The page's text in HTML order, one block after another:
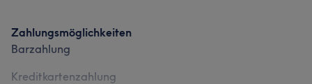
Zahlungsmöglichkeiten
Barzahlung
Kreditkartenzahlung